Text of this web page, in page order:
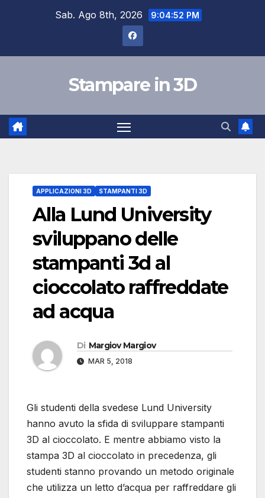
Sab. Ago 8th, 2026 9:04:53 PM
Stampare in 3D
APPLICAZIONI 3D STAMPANTI 3D
Alla Lund University
sviluppano delle
stampanti 3d al
cioccolato raffreddate
ad acqua
Di Margiov Margiov
MAR 5, 2018
Gli studenti della svedese Lund University
hanno avuto la sfida di sviluppare stampanti
3D al cioccolato. E mentre abbiamo visto la
stampa 3D al cioccolato in precedenza, gli
studenti stanno provando un metodo originale
che utilizza un letto d’acqua per raffreddare gli